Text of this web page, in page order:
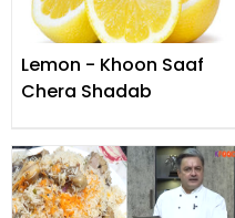
Lemon - Khoon Saaf
Chera Shadab